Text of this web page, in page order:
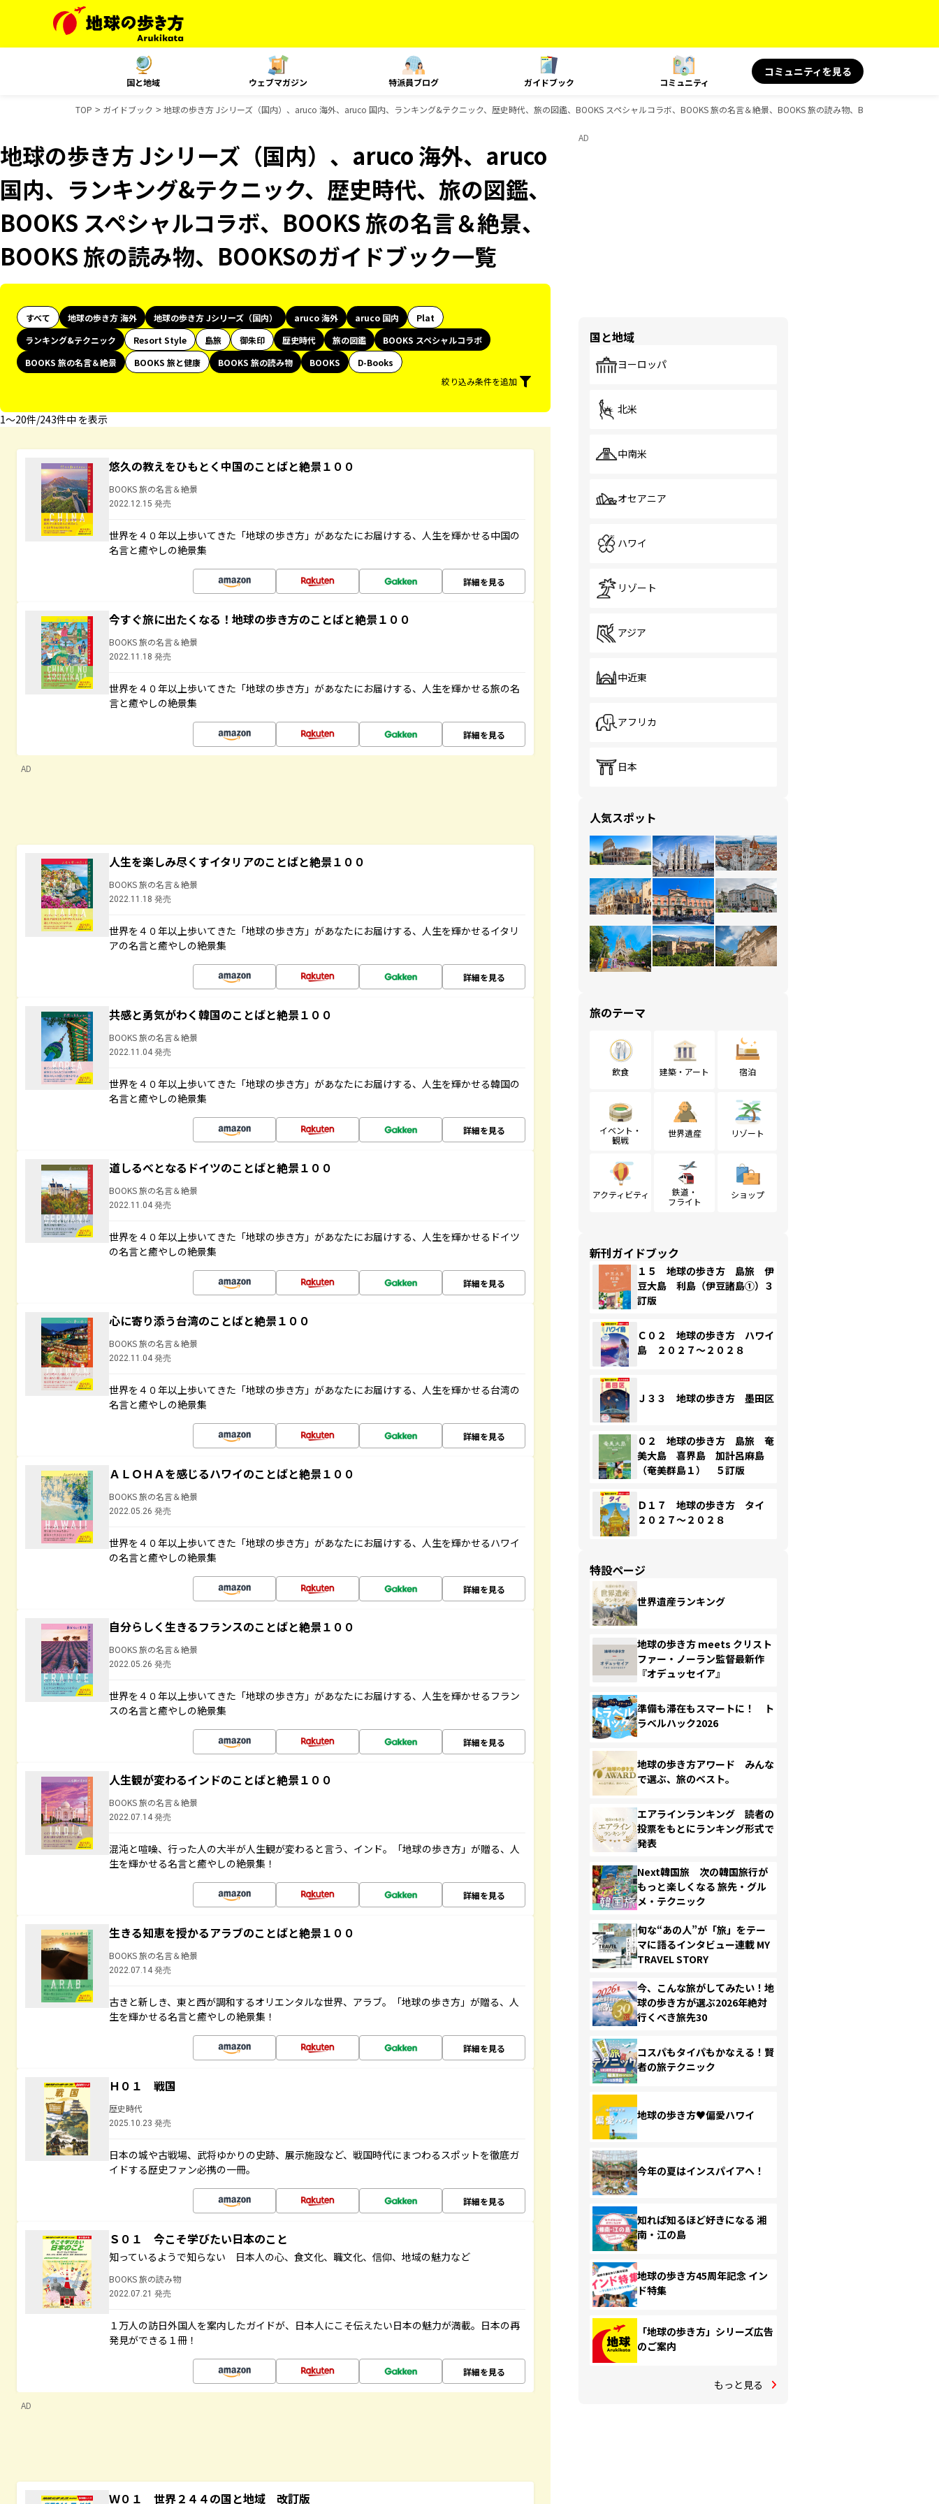
国と地域 ウェブマガジン 特派員ブログ ガイドブック コミュニティ
コミュニティを見る
TOP ガイドブック 地球の歩き方 Jシリーズ（国内）、aruco 海外、aruco 国内、ランキング&テクニック、歴史時代、旅の図鑑、BOOKS スペシャルコラボ、BOOKS 旅の名言＆絶景、BOOKS 旅の読み物、BOOKSのガイドブッ
地球の歩き方 Jシリーズ（国内）、aruco 海外、aruco
国内、ランキング&テクニック、歴史時代、旅の図鑑、
BOOKS スペシャルコラボ、BOOKS 旅の名言＆絶景、
BOOKS 旅の読み物、BOOKSのガイドブック一覧
すべて 地球の歩き方 海外 地球の歩き方 Jシリーズ（国内） aruco 海外 aruco 国内
Plat
ランキング&テクニック
Resort Style 島旅 御朱印 歴史時代 旅の図鑑
BOOKS スペシャルコラボ
BOOKS 旅の名言＆絶景
BOOKS 旅と健康 BOOKS 旅の読み物 BOOKS
D-Books
絞り込み条件を追加
1〜20件/243件中 を表示
悠久の教えをひもとく中国のことばと絶景１００
BOOKS 旅の名言＆絶景
2022.12.15 発売
世界を４０年以上歩いてきた「地球の歩き方」があなたにお届けする、人生を輝かせる中国の
名言と癒やしの絶景集
詳細を見る
今すぐ旅に出たくなる！地球の歩き方のことばと絶景１００
BOOKS 旅の名言＆絶景
2022.11.18 発売
世界を４０年以上歩いてきた「地球の歩き方」があなたにお届けする、人生を輝かせる旅の名
言と癒やしの絶景集
詳細を見る
AD
人生を楽しみ尽くすイタリアのことばと絶景１００
BOOKS 旅の名言＆絶景
2022.11.18 発売
世界を４０年以上歩いてきた「地球の歩き方」があなたにお届けする、人生を輝かせるイタリ
アの名言と癒やしの絶景集
詳細を見る
共感と勇気がわく韓国のことばと絶景１００
BOOKS 旅の名言＆絶景
2022.11.04 発売
世界を４０年以上歩いてきた「地球の歩き方」があなたにお届けする、人生を輝かせる韓国の
名言と癒やしの絶景集
詳細を見る
道しるべとなるドイツのことばと絶景１００
BOOKS 旅の名言＆絶景
2022.11.04 発売
世界を４０年以上歩いてきた「地球の歩き方」があなたにお届けする、人生を輝かせるドイツ
の名言と癒やしの絶景集
詳細を見る
心に寄り添う台湾のことばと絶景１００
BOOKS 旅の名言＆絶景
2022.11.04 発売
世界を４０年以上歩いてきた「地球の歩き方」があなたにお届けする、人生を輝かせる台湾の
名言と癒やしの絶景集
詳細を見る
ＡＬＯＨＡを感じるハワイのことばと絶景１００
BOOKS 旅の名言＆絶景
2022.05.26 発売
世界を４０年以上歩いてきた「地球の歩き方」があなたにお届けする、人生を輝かせるハワイ
の名言と癒やしの絶景集
詳細を見る
自分らしく生きるフランスのことばと絶景１００
BOOKS 旅の名言＆絶景
2022.05.26 発売
世界を４０年以上歩いてきた「地球の歩き方」があなたにお届けする、人生を輝かせるフラン
スの名言と癒やしの絶景集
詳細を見る
人生観が変わるインドのことばと絶景１００
BOOKS 旅の名言＆絶景
2022.07.14 発売
混沌と喧噪、行った人の大半が人生観が変わると言う、インド。「地球の歩き方」が贈る、人
生を輝かせる名言と癒やしの絶景集！
詳細を見る
生きる知恵を授かるアラブのことばと絶景１００
BOOKS 旅の名言＆絶景
2022.07.14 発売
古きと新しき、東と西が調和するオリエンタルな世界、アラブ。「地球の歩き方」が贈る、人
生を輝かせる名言と癒やしの絶景集！
詳細を見る
Ｈ０１ 戦国
歴史時代
2025.10.23 発売
日本の城や古戦場、武将ゆかりの史跡、展示施設など、戦国時代にまつわるスポットを徹底ガ
イドする歴史ファン必携の一冊。
詳細を見る
Ｓ０１ 今こそ学びたい日本のこと
知っているようで知らない 日本人の心、食文化、職文化、信仰、地域の魅力など
BOOKS 旅の読み物
2022.07.21 発売
１万人の訪日外国人を案内したガイドが、日本人にこそ伝えたい日本の魅力が満載。日本の再
発見ができる１冊！
詳細を見る
AD
Ｗ０１ 世界２４４の国と地域 改訂版
AD
国と地域
ヨーロッパ
北米
中南米
オセアニア
ハワイ
リゾート
アジア
中近東
アフリカ
日本
人気スポット
旅のテーマ
飲食 建築・アート 宿泊
イベント・
観戦
世界遺産 リゾート
アクティビティ
鉄道・
フライト
ショップ
新刊ガイドブック
１５ 地球の歩き方 島旅 伊
豆大島 利島（伊豆諸島①）３
訂版
Ｃ０２ 地球の歩き方 ハワイ
島 ２０２７～２０２８
Ｊ３３ 地球の歩き方 墨田区
０２ 地球の歩き方 島旅 奄
美大島 喜界島 加計呂麻島
（奄美群島１） ５訂版
Ｄ１７ 地球の歩き方 タイ
２０２７～２０２８
特設ページ
世界遺産ランキング
地球の歩き方 meets クリスト
ファー・ノーラン監督最新作
『オデュッセイア』
準備も滞在もスマートに！ ト
ラベルハック2026
地球の歩き方アワード みんな
で選ぶ、旅のベスト。
エアラインランキング 読者の
投票をもとにランキング形式で
発表
Next韓国旅 次の韓国旅行が
もっと楽しくなる 旅先・グル
メ・テクニック
旬な“あの人”が「旅」をテー
マに語るインタビュー連載 MY
TRAVEL STORY
今、こんな旅がしてみたい！地
球の歩き方が選ぶ2026年絶対
行くべき旅先30
コスパもタイパもかなえる！賢
者の旅テクニック
地球の歩き方♥偏愛ハワイ
今年の夏はインスパイアへ！
知れば知るほど好きになる 湘
南・江の島
地球の歩き方45周年記念 イン
ド特集
「地球の歩き方」シリーズ広告
のご案内
もっと見る